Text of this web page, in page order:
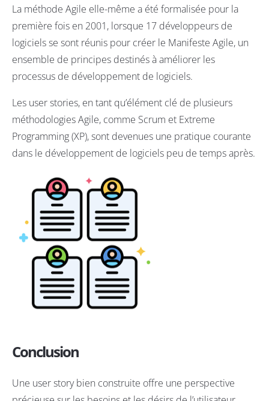
La méthode Agile elle-même a été formalisée pour la
première fois en 2001, lorsque 17 développeurs de
logiciels se sont réunis pour créer le Manifeste Agile, un
ensemble de principes destinés à améliorer les
processus de développement de logiciels.
Les user stories, en tant qu’élément clé de plusieurs
méthodologies Agile, comme Scrum et Extreme
Programming (XP), sont devenues une pratique courante
dans le développement de logiciels peu de temps après.
Conclusion
Une user story bien construite offre une perspective